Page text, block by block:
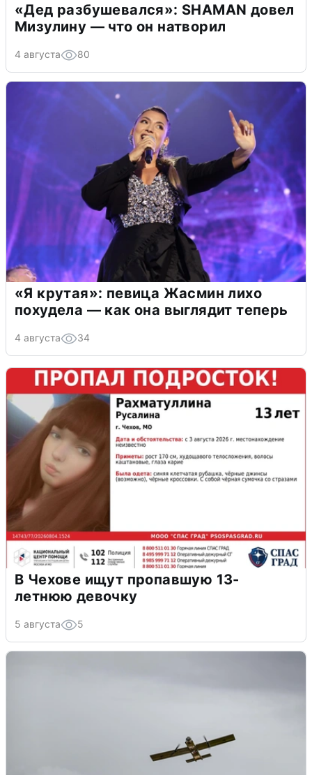
«Дед разбушевался»: SHAMAN довел
Мизулину — что он натворил
4 августа 80
«Я крутая»: певица Жасмин лихо
похудела — как она выглядит теперь
4 августа 34
В Чехове ищут пропавшую 13-
летнюю девочку
5 августа 5